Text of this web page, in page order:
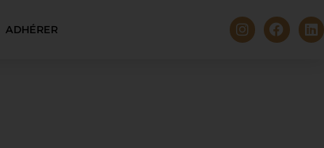
ADHÉRER